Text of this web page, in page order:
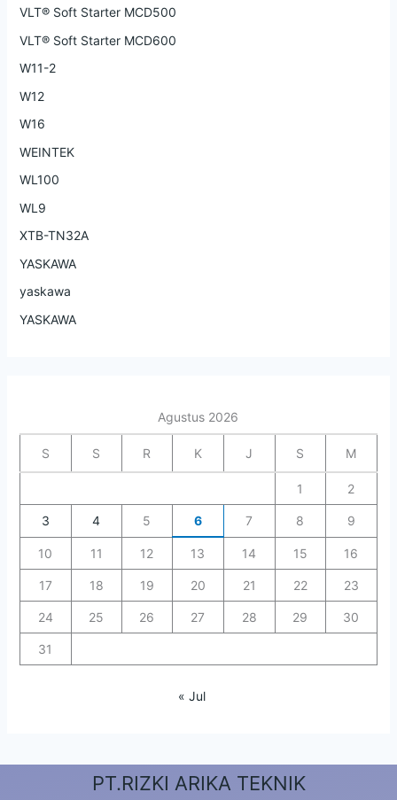
VLT® Soft Starter MCD500
VLT® Soft Starter MCD600
W11-2
W12
W16
WEINTEK
WL100
WL9
XTB-TN32A
YASKAWA
yaskawa
YASKAWA
Agustus 2026
S S R K J S M
1 2
3 4 5 6 7 8 9
10 11 12 13 14 15 16
17 18 19 20 21 22 23
24 25 26 27 28 29 30
31
« Jul
PT.RIZKI ARIKA TEKNIK